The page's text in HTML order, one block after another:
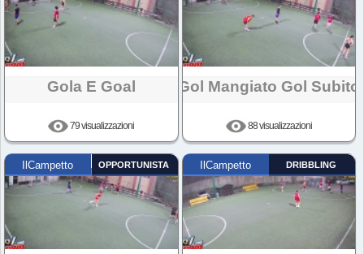
Gola E Goal
79 visualizzazioni
Gol Mangiato Gol Subito
88 visualizzazioni
IlCampetto OPPORTUNISTA IlCampetto DRIBBLING